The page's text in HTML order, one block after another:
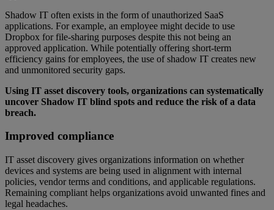
Shadow IT often exists in the form of unauthorized SaaS
applications. For example, an employee might decide to use
Dropbox for file-sharing purposes despite this not being an
approved application. While potentially offering short-term
efficiency gains for employees, the use of shadow IT creates new
and unmonitored security gaps.
Using IT asset discovery tools, organizations can systematically
uncover Shadow IT blind spots and reduce the risk of a data
breach.
Improved compliance
IT asset discovery gives organizations information on whether
devices and systems are being used in alignment with internal
policies, vendor terms and conditions, and applicable regulations.
Remaining compliant helps organizations avoid unwanted fines and
legal headaches.